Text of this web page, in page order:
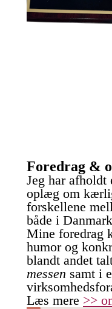
Foredrag &
Jeg har
oplæg om
forskellene
både i
Mine foredrag
humor og
blandt andet
messen samt i
Læs mere >>